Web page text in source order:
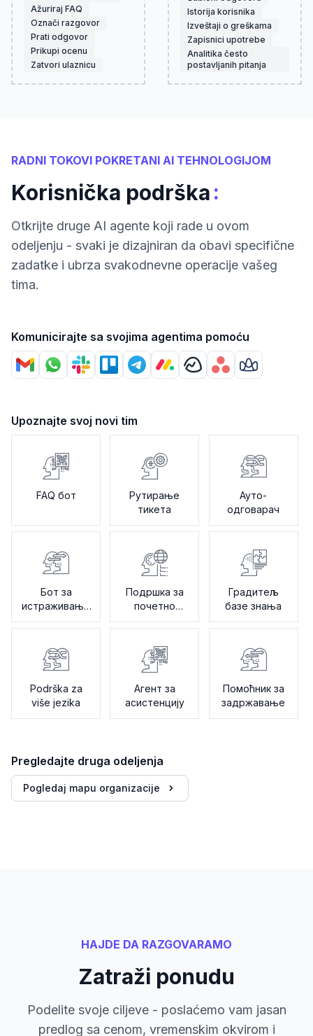
Ažuriraj FAQ
Označi razgovor
Prati odgovor
Prikupi ocenu
Zatvori ulaznicu
Istorija korisnika
Izveštaji o greškama
Zapisnici upotrebe
Analitika često
postavljanih pitanja
RADNI TOKOVI POKRETANI AI TEHNOLOGIJOM
Korisnička podrška:
Otkrijte druge AI agente koji rade u ovom
odeljenju - svaki je dizajniran da obavi specifične
zadatke i ubrza svakodnevne operacije vašeg
tima.
Komunicirajte sa svojima agentima pomoću
Upoznajte svoj novi tim
FAQ бот
Рутирање
тикета
Ауто-
одговарач
Бот за
истраживање
задовољства
Подршка за
почетно
упутство бот
Градитељ
базе знања
Podrška za
više jezika
Агент за
асистенцију
Помоћник за
задржавање
Pregledajte druga odeljenja
Pogledaj mapu organizacije
HAJDE DA RAZGOVARAMO
Zatraži ponudu
Podelite svoje ciljeve - poslaćemo vam jasan
predlog sa cenom, vremenskim okvirom i